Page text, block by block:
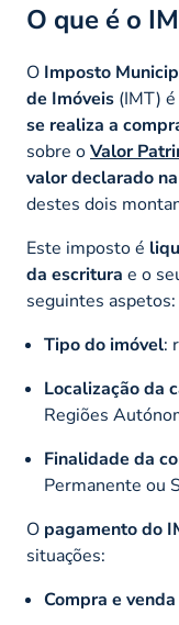
O que é o
O Imposto
de Imóveis (IMT)
se realiza a
sobre oValor
valor declarado
destes dois
Este imposto é
da escritura e o
seguintes aspetos:
Tipo do imóvel:
Localização da
Regiões
Finalidade da
Permanente ou
O pagamento do
situações:
Compra e